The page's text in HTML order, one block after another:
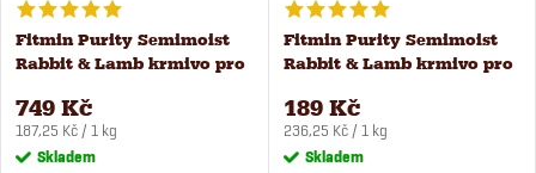
Fitmin Purity Semimoist
Rabbit & Lamb krmivo pro
749 Kč
Měrná
cena:
187,25 Kč / 1 kg
Skladem
Fitmin Purity Semimoist
Rabbit & Lamb krmivo pro
189 Kč
Měrná
cena:
236,25 Kč / 1 kg
Skladem